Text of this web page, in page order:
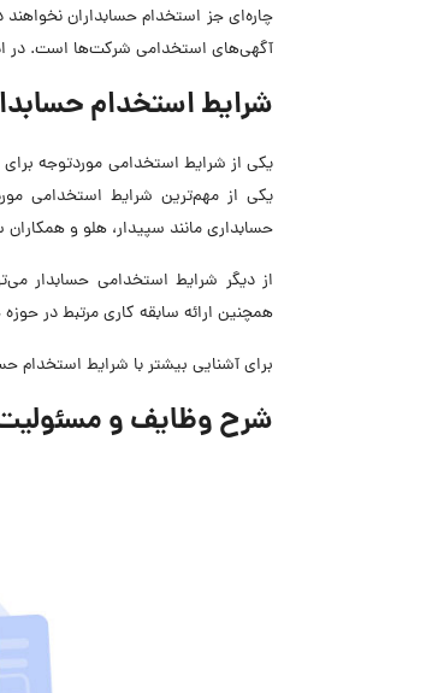
چاره‌ای جز استخدام حسابداران
آگهی‌های استخدامی شرکت‌ها است. در
شرایط استخدام
یکی از شرایط استخدامی موردتوجه
یکی از مهم‌ترین شرایط استخدامی
حسابداری مانند سپیدار، هلو و
از دیگر شرایط استخدامی حسابدار
همچنین ارائه سابقه کاری مرتبط در
برای آشنایی بیشتر با شرایط استخدام
شرح وظایف و